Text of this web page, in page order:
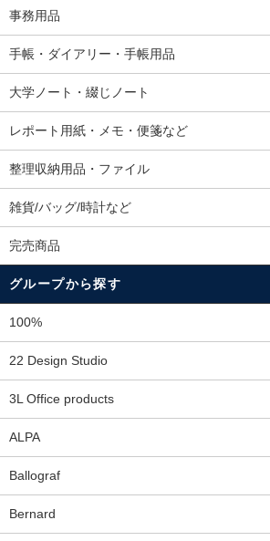
事務用品
手帳・ダイアリー・手帳用品
大学ノート・綴じノート
レポート用紙・メモ・便箋など
整理収納用品・ファイル
雑貨/バッグ/時計など
完売商品
グループから探す
100%
22 Design Studio
3L Office products
ALPA
Ballograf
Bernard